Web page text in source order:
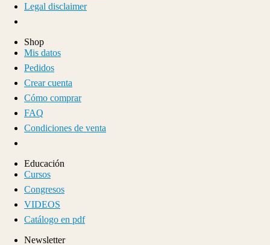
Legal disclaimer
Shop
Mis datos
Pedidos
Crear cuenta
Cómo comprar
FAQ
Condiciones de venta
Educación
Cursos
Congresos
VIDEOS
Catálogo en pdf
Newsletter